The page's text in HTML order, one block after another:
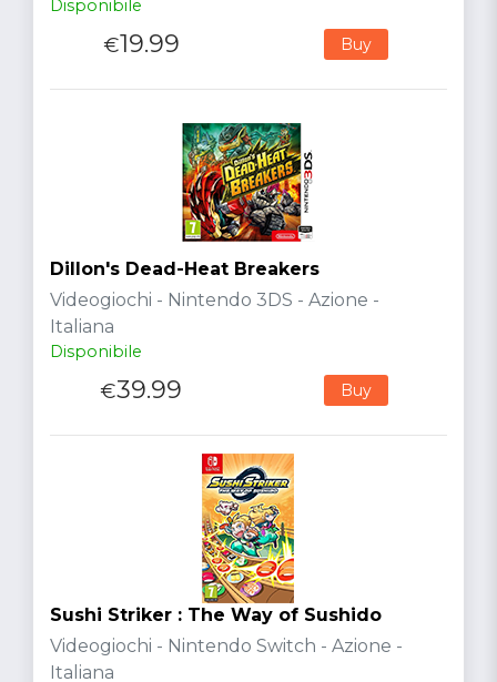
Disponibile
€19.99 Buy
Dillon's Dead-Heat Breakers
Videogiochi - Nintendo 3DS - Azione -
Italiana
Disponibile
€39.99 Buy
Sushi Striker : The Way of Sushido
Videogiochi - Nintendo Switch - Azione -
Italiana